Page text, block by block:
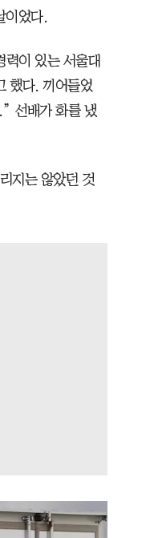
이었다.
이 있는 서울대
했다. 끼어들었
선배가 화를 냈
지는 않았던 것